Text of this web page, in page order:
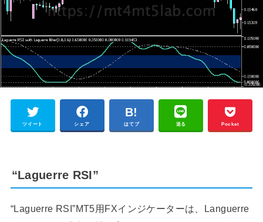
ツイート シェア はてブ 送る Pocket
“Laguerre RSI”
“Laguerre RSI”MT5用FXインジケーターは、Languerre